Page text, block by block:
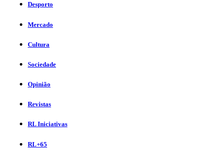
Desporto
Mercado
Cultura
Sociedade
Opinião
Revistas
RL Iniciativas
RL+65